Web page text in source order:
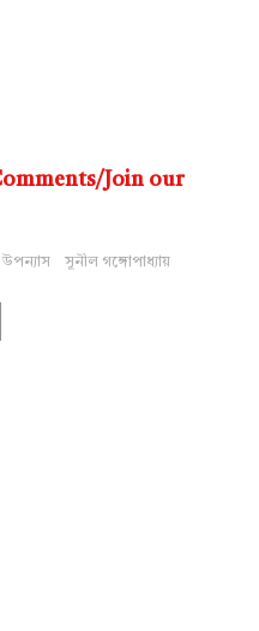
Join our
উপন্যাস সুনীল গঙ্গোপাধ্যায়